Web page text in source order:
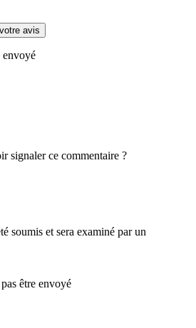
avis
envoyé
signaler ce commentaire ?
soumis et sera examiné par un
être envoyé